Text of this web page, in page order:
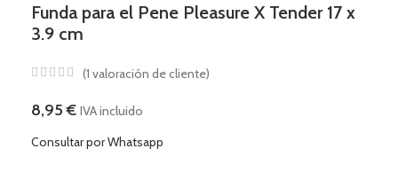
Funda para el Pene Pleasure X Tender 17 x
3.9 cm
(1 valoración de cliente)
8,95€ IVA incluido
Consultar por Whatsapp